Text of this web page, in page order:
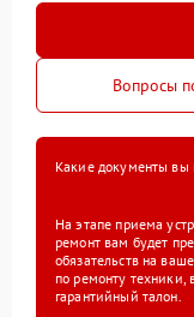
Вопросы
Какие документы вы
На этапе приема
ремонт вам будет
обязательств на
по ремонту техники,
гарантийный талон.